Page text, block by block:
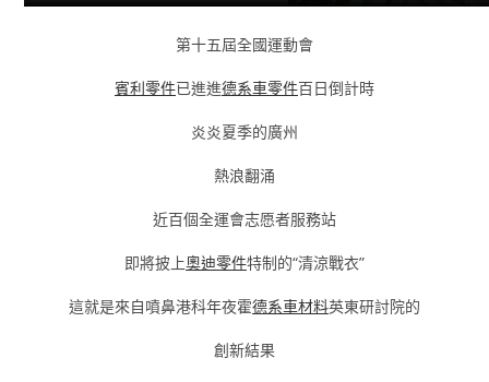
第十五屆全國運動會
賓利零件已進進德系車零件百日倒計時
炎炎夏季的廣州
熱浪翻涌
近百個全運會志愿者服務站
即將披上奧迪零件特制的“清涼戰衣”
這就是來自噴鼻港科年夜霍德系車材料英東研討院的
創新結果